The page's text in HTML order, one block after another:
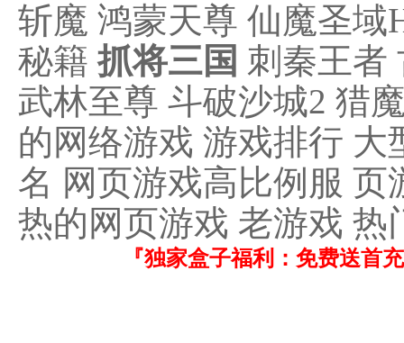
斩魔 鸿蒙天尊 仙魔圣域
秘籍 抓将三国 刺秦王者
武林至尊 斗破沙城2 猎
的网络游戏 游戏排行
名 网页游戏高比例服
热的网页游戏 老游戏 热
『独家盒子福利：免费送首